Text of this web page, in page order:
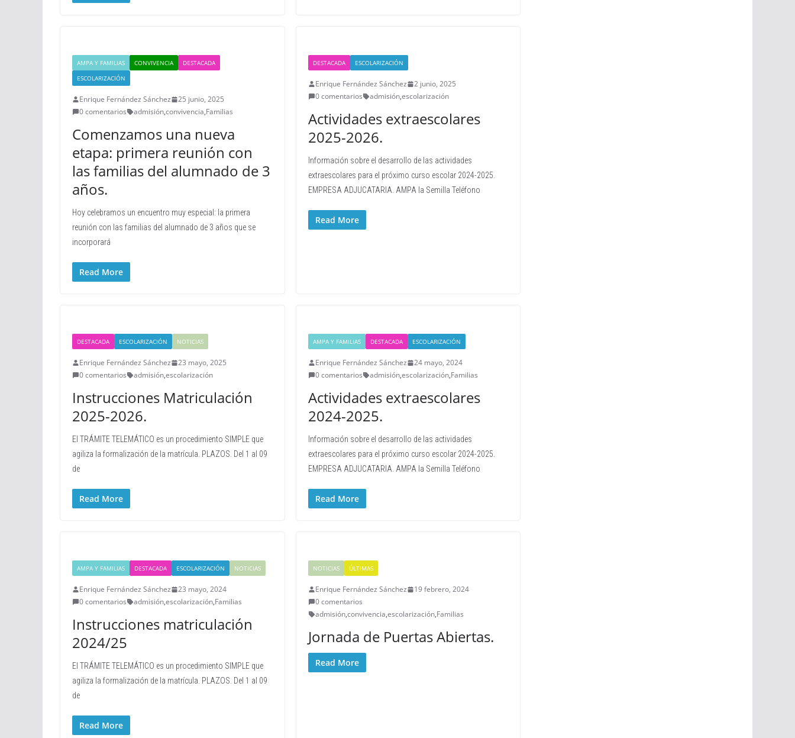
AMPA Y FAMILIAS CONVIVENCIA
DESTACADA
ESCOLARIZACIÓN
Enrique Fernández Sánchez
25 junio, 2025
0 comentarios
admisión,convivencia,Familias
Comenzamos una nueva
etapa: primera reunión con
las familias del alumnado de 3
años.
Hoy celebramos un encuentro muy especial: la primera
reunión con las familias del alumnado de 3 años que se
incorporará
Read More
DESTACADA ESCOLARIZACIÓN
Enrique Fernández Sánchez
2 junio, 2025
0 comentarios
admisión,escolarización
Actividades extraescolares
2025-2026.
Información sobre el desarrollo de las actividades
extraescolares para el próximo curso escolar 2024-2025.
EMPRESA ADJUCATARIA. AMPA la Semilla Teléfono
Read More
DESTACADA ESCOLARIZACIÓN NOTICIAS
Enrique Fernández Sánchez
23 mayo, 2025
0 comentarios
admisión,escolarización
Instrucciones Matriculación
2025-2026.
El TRÁMITE TELEMÁTICO es un procedimiento SIMPLE que
agiliza la formalización de la matrícula. PLAZOS. Del 1 al 09
de
Read More
AMPA Y FAMILIAS DESTACADA ESCOLARIZACIÓN
Enrique Fernández Sánchez
24 mayo, 2024
0 comentarios
admisión,escolarización,Familias
Actividades extraescolares
2024-2025.
Información sobre el desarrollo de las actividades
extraescolares para el próximo curso escolar 2024-2025.
EMPRESA ADJUCATARIA. AMPA la Semilla Teléfono
Read More
AMPA Y FAMILIAS DESTACADA ESCOLARIZACIÓN NOTICIAS
Enrique Fernández Sánchez
23 mayo, 2024
0 comentarios
admisión,escolarización,Familias
Instrucciones matriculación
2024/25
El TRÁMITE TELEMÁTICO es un procedimiento SIMPLE que
agiliza la formalización de la matrícula. PLAZOS. Del 1 al 09
de
Read More
NOTICIAS ÚLTIMAS
Enrique Fernández Sánchez
19 febrero, 2024
0 comentarios
admisión,convivencia,escolarización,Familias
Jornada de Puertas Abiertas.
Read More